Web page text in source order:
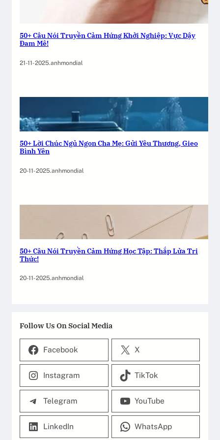
50+ Câu Nói Truyền Cảm Hứng Khởi Nghiệp: Vực Dậy
Đam Mê!
21-11-2025.anhmondial
50+ Lời Chúc Ngủ Ngon Cha Mẹ: Gửi Yêu Thương, Gieo
Bình Yên
20-11-2025.anhmondial
50+ Câu Nói Truyền Cảm Hứng Học Tập: Thắp Lửa Tri
Thức!
20-11-2025.anhmondial
Follow Us On Social Media
Facebook X
Instagram TikTok
Telegram YouTube
LinkedIn WhatsApp